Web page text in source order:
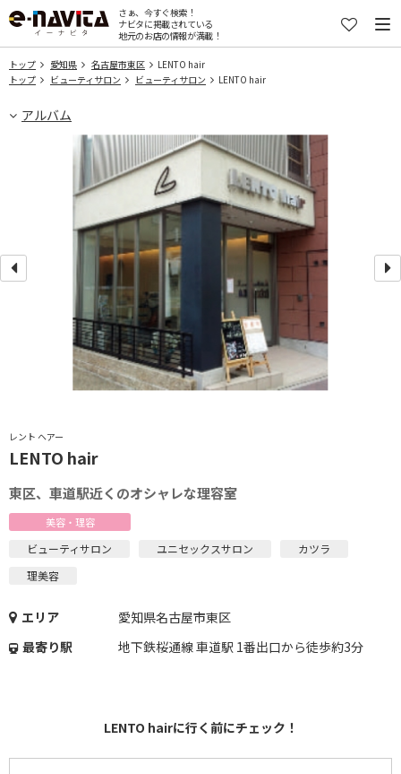
さぁ、今すぐ検索！
ナビタに掲載されている
地元のお店の情報が満載！
トップ 愛知県 名古屋市東区
LENTO hair
トップ
ビューティサロン ビューティサロン LENTO hair
アルバム
レント ヘアー
LENTO hair
東区、車道駅近くのオシャレな理容室
美容・理容
ビューティサロン ユニセックスサロン
カツラ
理美容
エリア
愛知県名古屋市東区
最寄り駅
地下鉄桜通線 車道駅 1番出口から徒歩約3分
LENTO hairに行く前にチェック！